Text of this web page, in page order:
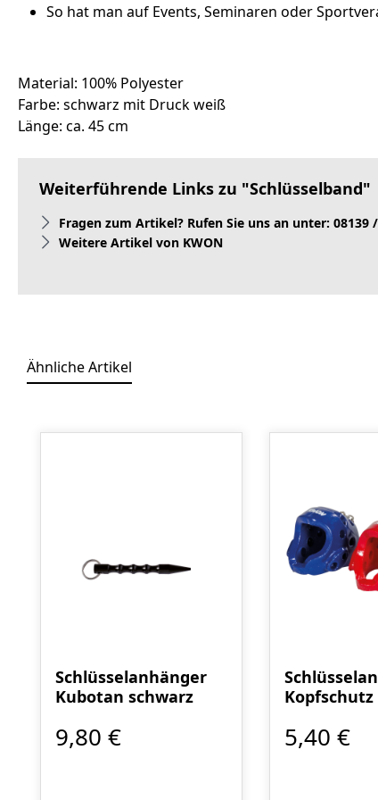
So hat man auf Events, Seminaren oder
Material: 100% Polyester
Farbe: schwarz mit Druck weiß
Länge: ca. 45 cm
Weiterführende Links zu "Schlüsselband"
Fragen zum Artikel? Rufen Sie uns an unter:
Weitere Artikel von KWON
Ähnliche Artikel
Schlüsselanhänger
Kubotan schwarz
9,80 €
Kopfschutz
5,40 €